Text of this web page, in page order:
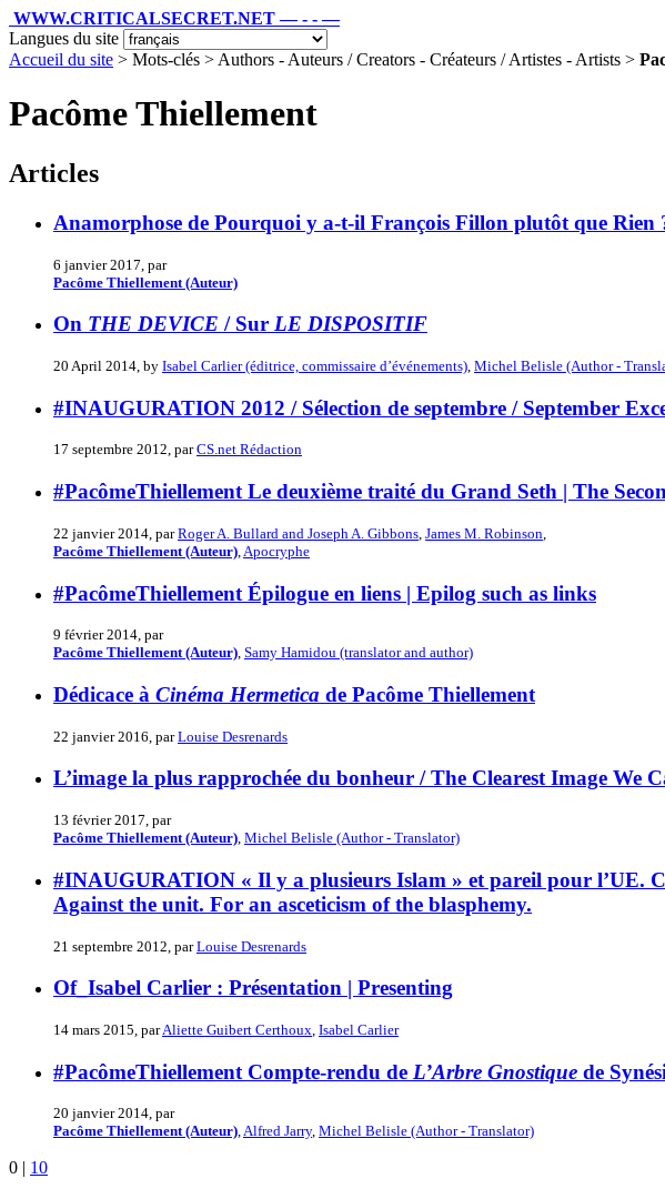
WWW.CRITICALSECRET.NET — - - —
Langues du site
Accueil du site > Mots-clés > Authors - Auteurs / Creators - Créateurs / Artistes - Artists >
Pacôme Thiellement
Articles
Anamorphose de Pourquoi y a-t-il François Fillon plutôt que Rien
6 janvier 2017, par
Pacôme Thiellement (Auteur)
On THE DEVICE / Sur LE DISPOSITIF
20 April 2014, by Isabel Carlier (éditrice, commissaire d’événements) Michel Belisle (Author -
#INAUGURATION 2012 / Sélection de septembre / September
17 septembre 2012, parCS.net Rédaction
#PacômeThiellement Le deuxième traité du Grand Seth | The
22 janvier 2014, parRoger A. Bullard and Joseph A. Gibbons James M. Robinson
Pacôme Thiellement (Auteur) Apocryphe
#PacômeThiellement Épilogue en liens | Epilog such as links
9 février 2014, par
Pacôme Thiellement (Auteur), Samy Hamidou (translator and author)
Dédicace à Cinéma Hermetica de Pacôme Thiellement
22 janvier 2016, parLouise Desrenards
L’image la plus rapprochée du bonheur / The Clearest Image We
13 février 2017, par
Pacôme Thiellement (Auteur), Michel Belisle (Author - Translator)
#INAUGURATION « Il y a plusieurs Islam » et pareil pour l’UE.
Against the unit. For an asceticism of the blasphemy.
21 septembre 2012, parLouise Desrenards
Of_Isabel Carlier : Présentation | Presenting
14 mars 2015, parAliette Guibert Certhoux, Isabel Carlier
#PacômeThiellement Compte-rendu de L’Arbre Gnostique de
20 janvier 2014, par
Pacôme Thiellement (Auteur),Alfred Jarry, Michel Belisle (Author - Translator)
0 | 10